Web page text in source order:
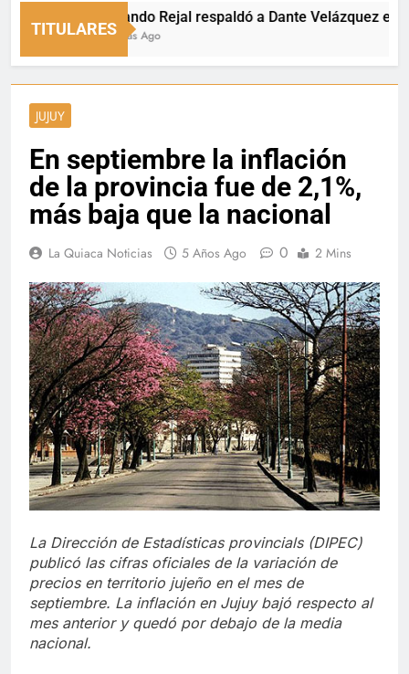
TITULARES
Fernando Rejal respaldó a Dante Velázquez en el
10 Horas Ago
JUJUY
En septiembre la inflación
de la provincia fue de 2,1%,
más baja que la nacional
La Quiaca Noticias 5 Años Ago 0 2 Mins
La Dirección de Estadísticas provincials (DIPEC)
publicó las cifras oficiales de la variación de
precios en territorio jujeño en el mes de
septiembre. La inflación en Jujuy bajó respecto al
mes anterior y quedó por debajo de la media
nacional.